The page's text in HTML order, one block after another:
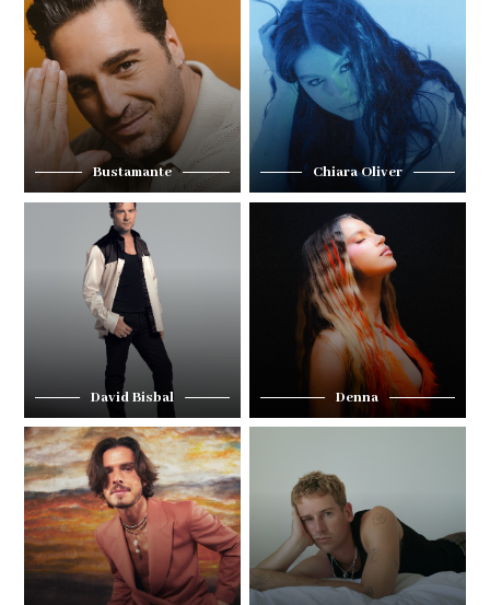
Bustamante Chiara Oliver
David Bisbal Denna